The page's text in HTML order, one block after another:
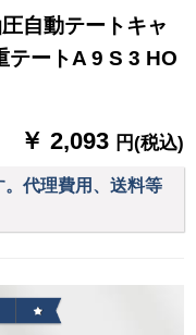
チ+2メートル傘ホル
ダーテーブル袋
自動テートキャ
テートA 9 S 3 HO
￥ 2,093 円(税込)
代理費用、送料等